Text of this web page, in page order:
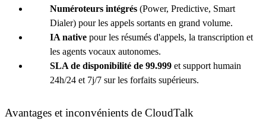
Numéroteurs intégrés (Power, Predictive, Smart
Dialer) pour les appels sortants en grand volume.
IA native pour les résumés d'appels, la transcription et
les agents vocaux autonomes.
SLA de disponibilité de 99.999 et support humain
24h/24 et 7j/7 sur les forfaits supérieurs.
Avantages et inconvénients de CloudTalk